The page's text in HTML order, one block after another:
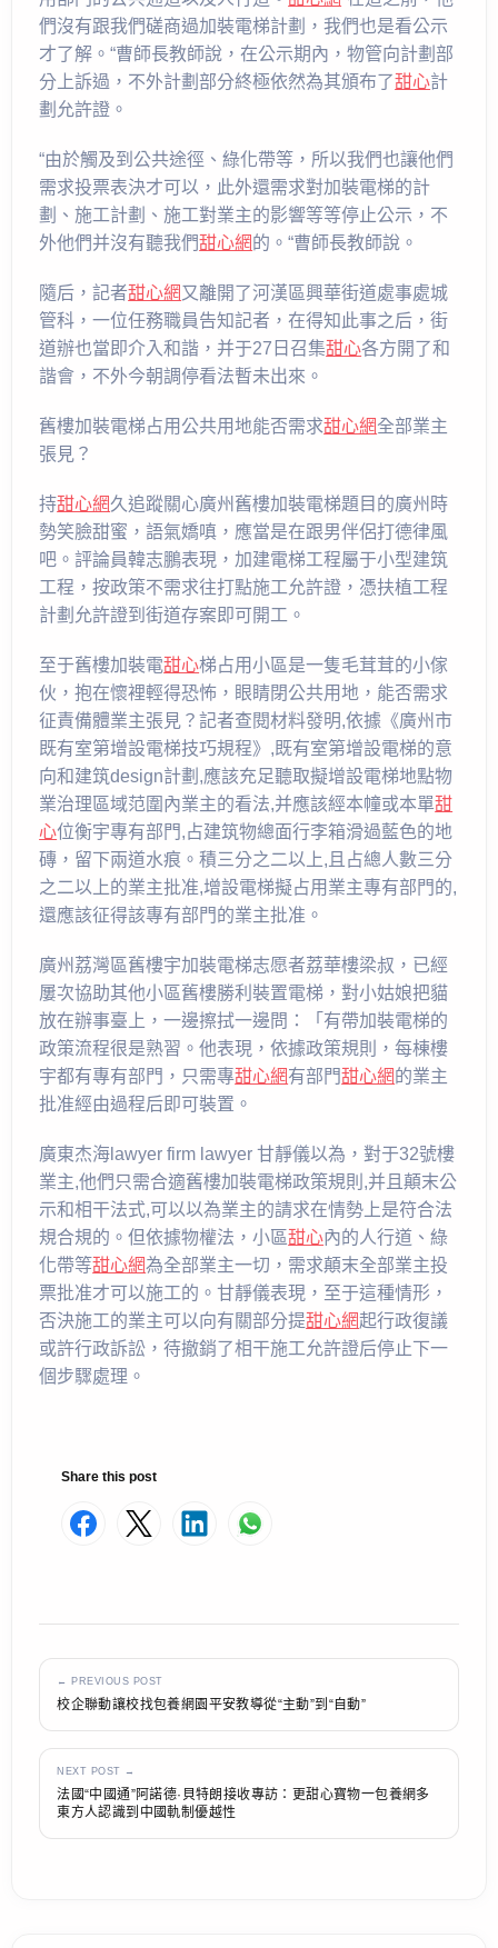
們沒有跟我們磋商過加裝電梯計劃，我們也是看公示
才了解。“曹師長教師說，在公示期內，物管向計劃部
分上訴過，不外計劃部分終極依然為其頒布了甜心計
劃允許證。
“由於觸及到公共途徑、綠化帶等，所以我們也讓他們
需求投票表決才可以，此外還需求對加裝電梯的計
劃、施工計劃、施工對業主的影響等等停止公示，不
外他們并沒有聽我們甜心網的。“曹師長教師說。
隨后，記者甜心網又離開了河漢區興華街道處事處城
管科，一位任務職員告知記者，在得知此事之后，街
道辦也當即介入和諧，并于27日召集甜心各方開了和
諧會，不外今朝調停看法暫未出來。
舊樓加裝電梯占用公共用地能否需求甜心網全部業主
張見？
持甜心網久追蹤關心廣州舊樓加裝電梯題目的廣州時
勢笑臉甜蜜，語氣嬌嗔，應當是在跟男伴侶打德律風
吧。評論員韓志鵬表現，加建電梯工程屬于小型建筑
工程，按政策不需求往打點施工允許證，憑扶植工程
計劃允許證到街道存案即可開工。
至于舊樓加裝電甜心梯占用小區是一隻毛茸茸的小傢
伙，抱在懷裡輕得恐怖，眼睛閉公共用地，能否需求
征責備體業主張見？記者查閱材料發明,依據《廣州市
既有室第增設電梯技巧規程》,既有室第增設電梯的意
向和建筑design計劃,應該充足聽取擬增設電梯地點物
業治理區域范圍內業主的看法,并應該經本幢或本單甜
心位衡宇專有部門,占建筑物總面行李箱滑過藍色的地
磚，留下兩道水痕。積三分之二以上,且占總人數三分
之二以上的業主批准,增設電梯擬占用業主專有部門的,
還應該征得該專有部門的業主批准。
廣州荔灣區舊樓宇加裝電梯志愿者荔華樓梁叔，已經
屢次協助其他小區舊樓勝利裝置電梯，對小姑娘把貓
放在辦事臺上，一邊擦拭一邊問：「有帶加裝電梯的
政策流程很是熟習。他表現，依據政策規則，每棟樓
宇都有專有部門，只需專甜心網有部門甜心網的業主
批准經由過程后即可裝置。
廣東杰海lawyer firm lawyer 甘靜儀以為，對于32號樓
業主,他們只需合適舊樓加裝電梯政策規則,并且顛末公
示和相干法式,可以以為業主的請求在情勢上是符合法
規合規的。但依據物權法，小區甜心內的人行道、綠
化帶等甜心網為全部業主一切，需求顛末全部業主投
票批准才可以施工的。甘靜儀表現，至于這種情形，
否決施工的業主可以向有關部分提甜心網起行政復議
或許行政訴訟，待撤銷了相干施工允許證后停止下一
個步驟處理。
Share this post
← PREVIOUS POST
校企聯動讓校找包養網園平安教導從“主動”到“自動”
NEXT POST →
法國“中國通”阿諾德·貝特朗接收專訪：更甜心寶物一包養網多
東方人認識到中國軌制優越性